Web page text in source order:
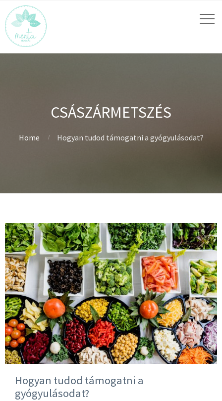
CSÁSZÁRMETSZÉS
Home Hogyan tudod támogatni a gyógyulásodat?
Hogyan tudod támogatni a
gyógyulásodat?